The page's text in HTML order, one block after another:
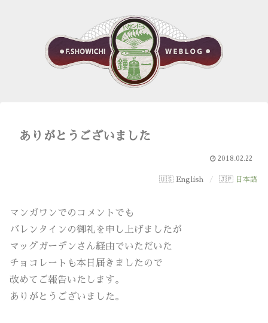
ありがとうございました
2018.02.22
English 日本語
マンガワンでのコメントでも
バレンタインの御礼を申し上げましたが
マッグガーデンさん経由でいただいた
チョコレートも本日届きましたので
改めてご報告いたします。
ありがとうございました。